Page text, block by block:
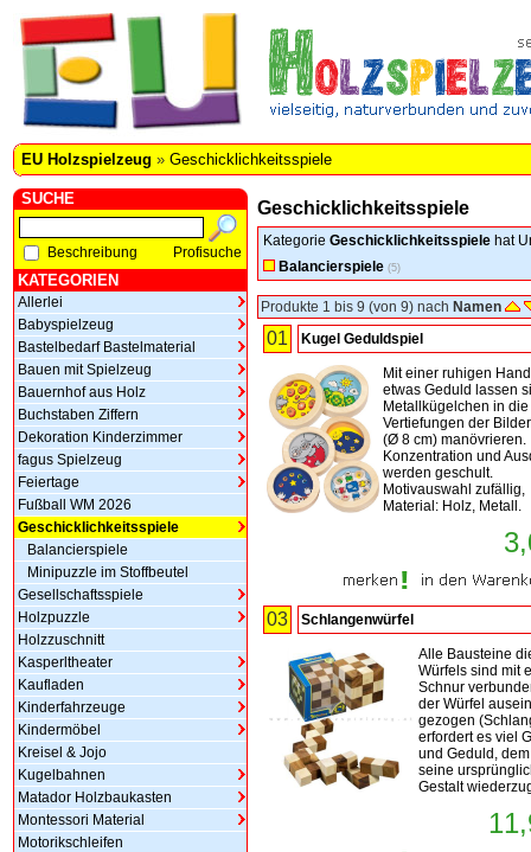
EU Holzspielzeug » Geschicklichkeitsspiele
SUCHE
Beschreibung Profisuche
KATEGORIEN
Allerlei
Babyspielzeug
Bastelbedarf Bastelmaterial
Bauen mit Spielzeug
Bauernhof aus Holz
Buchstaben Ziffern
Dekoration Kinderzimmer
fagus Spielzeug
Feiertage
Fußball WM 2026
Geschicklichkeitsspiele
Balancierspiele
Minipuzzle im Stoffbeutel
Gesellschaftsspiele
Holzpuzzle
Holzzuschnitt
Kasperltheater
Kaufladen
Kinderfahrzeuge
Kindermöbel
Kreisel & Jojo
Kugelbahnen
Matador Holzbaukasten
Montessori Material
Motorikschleifen
Geschicklichkeitsspiele
Kategorie Geschicklichkeitsspiele hat
Balancierspiele (5)
Produkte 1 bis 9 (von 9) nach Namen
01 Kugel Geduldspiel
Mit einer ruhigen
etwas Geduld lassen
Metallkügelchen in die
Vertiefungen der
(Ø 8 cm) manövrieren.
Konzentration und
werden geschult.
Motivauswahl zufällig,
Material: Holz, Metall.
03 Schlangenwürfel
Alle Bausteine
Würfels sind mit
Schnur
der Würfel
gezogen
erfordert es viel
und Geduld,
seine
Gestalt